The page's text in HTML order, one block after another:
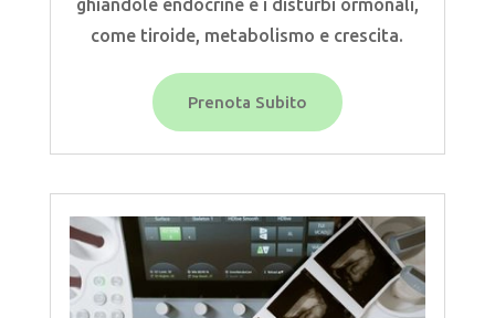
ghiandole endocrine e i disturbi ormonali,
come tiroide, metabolismo e crescita.
Prenota Subito